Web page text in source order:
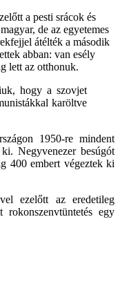
a pesti srácok és
de az egyetemes
átélték a második
abban: van esély
lett az otthonuk.
hogy a szovjet
karöltve
1950-re mindent
Negyvenezer besúgót
400 embert végeztek ki
ezelőtt az eredetileg
rokonszenvtüntetés egy